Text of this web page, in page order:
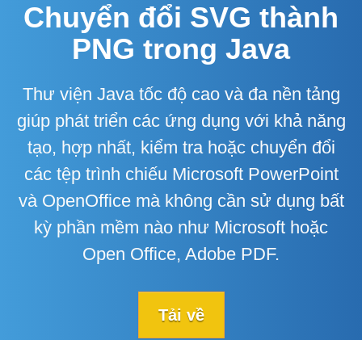
Chuyển đổi SVG thành
PNG trong Java
Thư viện Java tốc độ cao và đa nền tảng
giúp phát triển các ứng dụng với khả năng
tạo, hợp nhất, kiểm tra hoặc chuyển đổi
các tệp trình chiếu Microsoft PowerPoint
và OpenOffice mà không cần sử dụng bất
kỳ phần mềm nào như Microsoft hoặc
Open Office, Adobe PDF.
Tải về